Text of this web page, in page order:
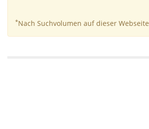
*Nach Suchvolumen auf dieser Webseite